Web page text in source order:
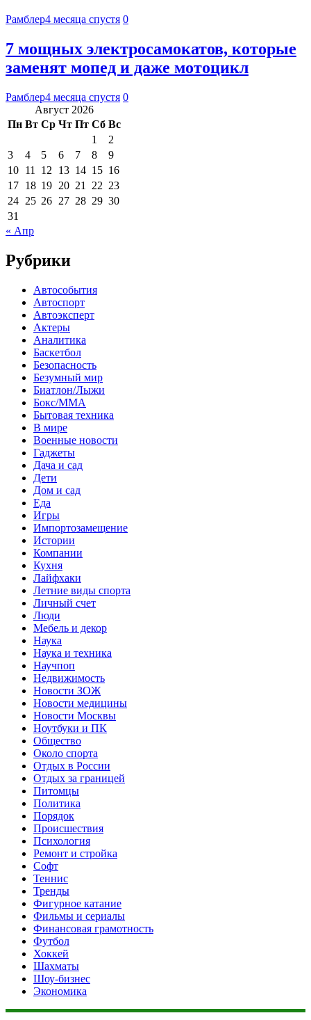
Рамблер4 месяца спустя 0
7 мощных электросамокатов, которые
заменят мопед и даже мотоцикл
Рамблер4 месяца спустя 0
Август 2026
Пн Вт Ср Чт Пт Сб Вс
1
2
3
4 5 6 7 8
9
10 11 12 13 14 15 16
17 18 19 20 21 22 23
24 25 26 27 28 29 30
31
« Апр
Рубрики
Автособытия
Автоспорт
Автоэксперт
Актеры
Аналитика
Баскетбол
Безопасность
Безумный мир
Биатлон/Лыжи
Бокс/MMA
Бытовая техника
В мире
Военные новости
Гаджеты
Дача и сад
Дети
Дом и сад
Еда
Игры
Импортозамещение
Истории
Компании
Кухня
Лайфхаки
Летние виды спорта
Личный счет
Люди
Мебель и декор
Наука
Наука и техника
Научпоп
Недвижимость
Новости ЗОЖ
Новости медицины
Новости Москвы
Ноутбуки и ПК
Общество
Около спорта
Отдых в России
Отдых за границей
Питомцы
Политика
Порядок
Происшествия
Психология
Ремонт и стройка
Софт
Теннис
Тренды
Фигурное катание
Фильмы и сериалы
Финансовая грамотность
Футбол
Хоккей
Шахматы
Шоу-бизнес
Экономика